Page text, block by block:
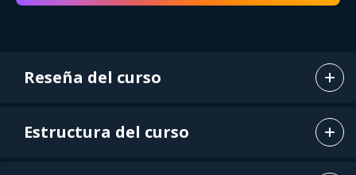
Reseña del curso
Estructura del curso